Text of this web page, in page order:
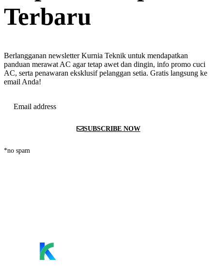
Terbaru
Berlangganan newsletter Kurnia Teknik untuk mendapatkan
panduan merawat AC agar tetap awet dan dingin, info promo cuci
AC, serta penawaran eksklusif pelanggan setia. Gratis langsung ke
email Anda!
Email address
SUBSCRIBE NOW
*no spam